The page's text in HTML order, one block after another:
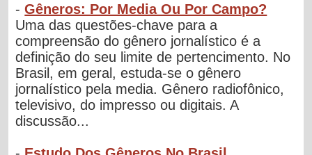
-Gêneros: Por Media Ou Por Campo?
Uma das questões-chave para a
compreensão do gênero jornalístico é a
definição do seu limite de pertencimento. No
Brasil, em geral, estuda-se o gênero
jornalístico pela media. Gênero radiofônico,
televisivo, do impresso ou digitais. A
discussão...